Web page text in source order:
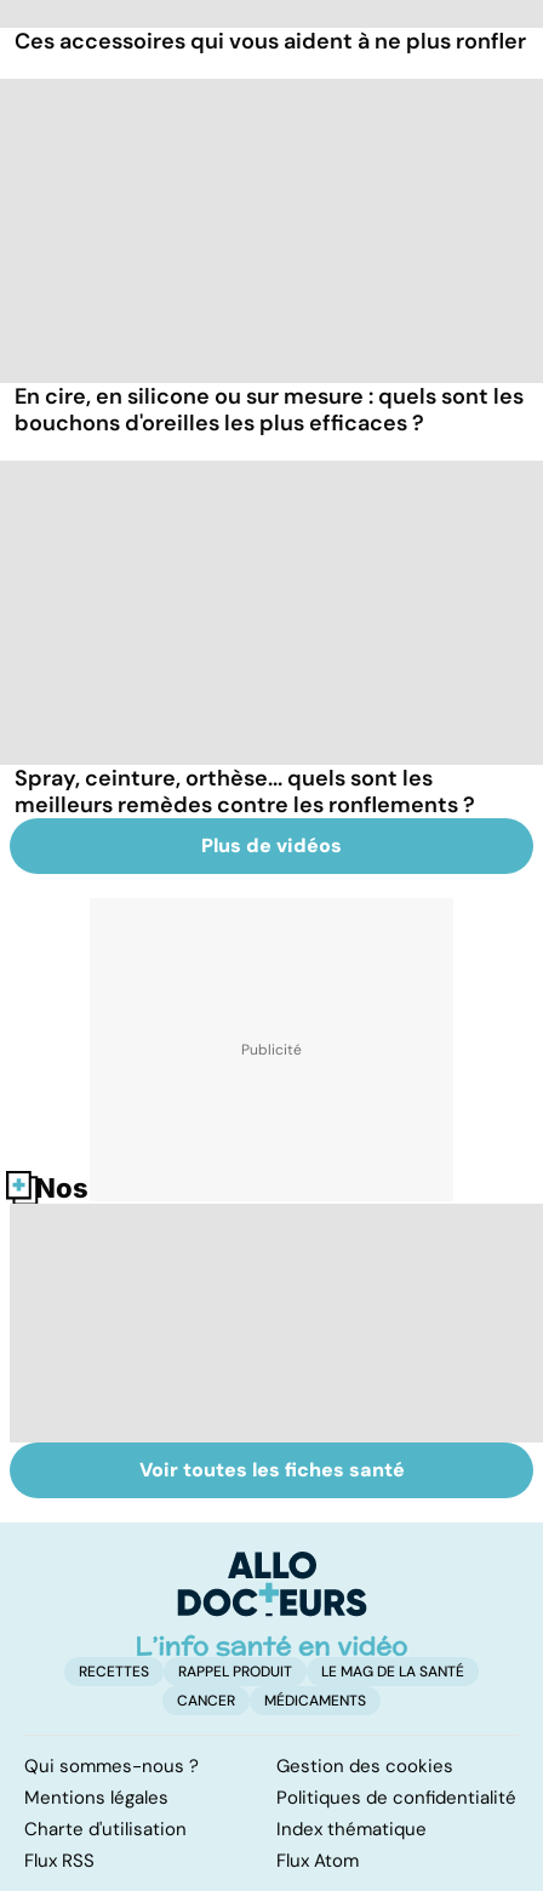
Ces accessoires qui vous aident à ne plus ronfler
En cire, en silicone ou sur mesure : quels sont les
bouchons d'oreilles les plus efficaces ?
Spray, ceinture, orthèse... quels sont les
meilleurs remèdes contre les ronflements ?
Plus de vidéos
Nos fiches santé
Derrière les
troubles du
En finir avec
l'apnée du
Voir toutes les fiches santé
RECETTES RAPPEL PRODUIT
LE MAG DE LA SANTÉ
CANCER
MÉDICAMENTS
Qui sommes-nous ?
Gestion des cookies
Mentions légales
Politiques de confidentialité
Charte d'utilisation
Index thématique
Flux RSS
Flux Atom